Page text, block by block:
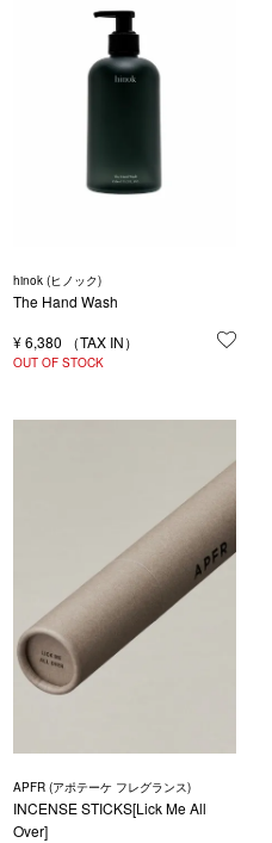
お気に入りに登録する
hinok (ヒノック)
The Hand Wash
¥6,380
OUT OF STOCK
お気に入りに登録する
APFR (アポテーケ フレグランス)
INCENSE STICKS[Lick Me All
Over]